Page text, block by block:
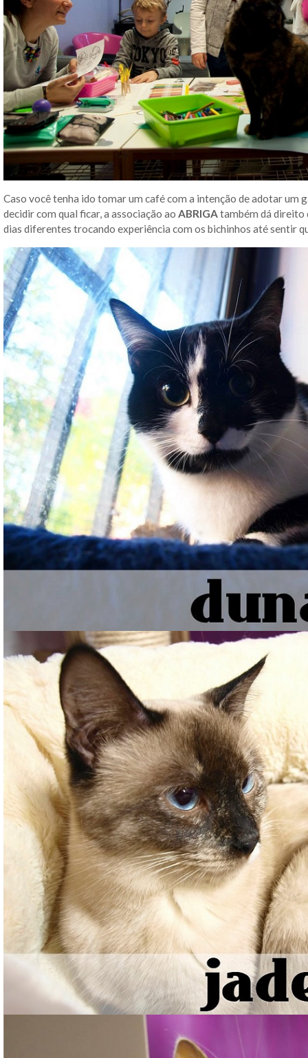
Caso você tenha ido tomar um café com a intenção de adotar um
decidir com qual ficar, a associação ao ABRIGAtambém dá direito
dias diferentes trocando experiência com os bichinhos até sentir